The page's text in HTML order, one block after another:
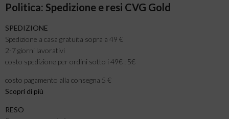
Politica: Spedizione e resi CVG Gold
SPEDIZIONE
Spedizione a casa gratuita sopra a 49 €
2-7 giorni lavorativi
costo spedizione per ordini sotto i 49€ : 5€
costo pagamento alla consegna 5 €
Scopri di più
RESO